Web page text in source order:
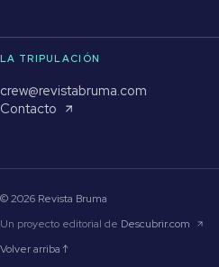
LA TRIPULACIÓN
crew@revistabruma.com
Contacto
© 2026 Revista Bruma
Un proyecto editorial de Descubrir.com
Volver arriba ↑